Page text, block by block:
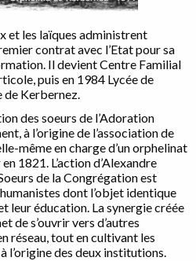
et les laïques administrent
contrat avec l’Etat pour sa
Il devient Centre Familial
puis en 1984 Lycée de
de Kerbernez.
des soeurs de l’Adoration
à l’origine de l’association de
même en charge d’un orphelinat
1821. L’action d’Alexandre
de la Congrégation est
dont l’objet identique
leur éducation. La synergie créée
de s’ouvrir vers d’autres
réseau, tout en cultivant les
l’origine des deux institutions.